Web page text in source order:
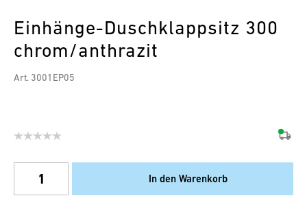
Einhänge-Duschklappsitz 300
chrom/anthrazit
Art. 3001EP05
In den Warenkorb